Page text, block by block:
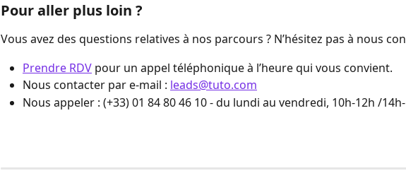
Pour aller plus loin ?
Vous avez des questions relatives à nos parcours ? N’hésitez pas à nous
Prendre RDV pour un appel téléphonique à l’heure qui vous convient.
Nous contacter par e-mail : leads@tuto.com
Nous appeler : (+33) 01 84 80 46 10 - du lundi au vendredi, 10h-12h /